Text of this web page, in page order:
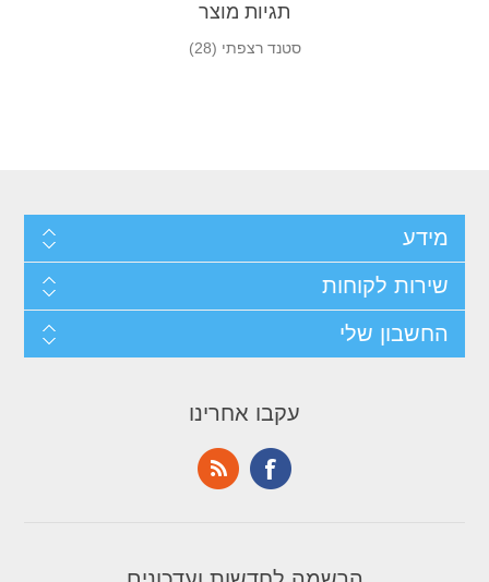
תגיות מוצר
סטנד רצפתי (28)
מידע
שירות לקוחות
החשבון שלי
עקבו אחרינו